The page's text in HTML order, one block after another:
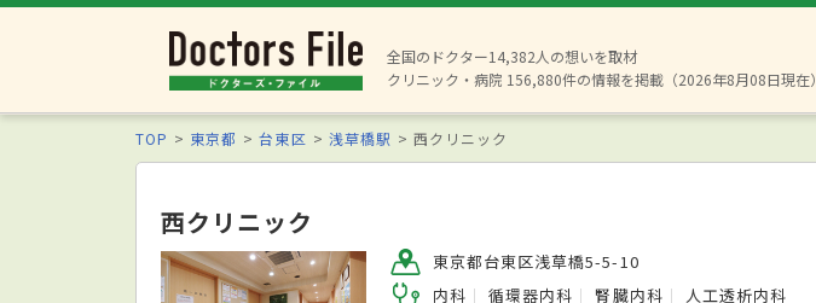
全国のドクター14,382人の想いを取材
クリニック・病院 156,880件の情報を掲載（2026年8月08日現在）
TOP 東京都 台東区 浅草橋駅 西クリニック
西クリニック
東京都台東区浅草橋5-5-10
内科
循環器内科 腎臓内科 人工透析内科